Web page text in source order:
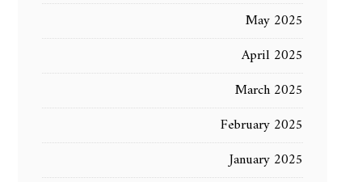
May 2025
April 2025
March 2025
February 2025
January 2025